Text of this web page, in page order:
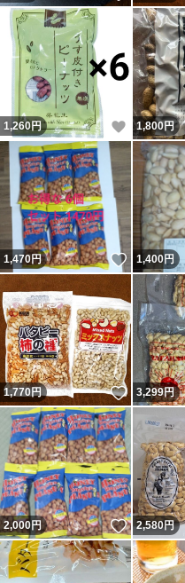
1,260円 いいね！
1,800円
1,470円 いいね！
1,400円
1,770円 いいね！
3,299円
2,000円 いいね！
2,580円